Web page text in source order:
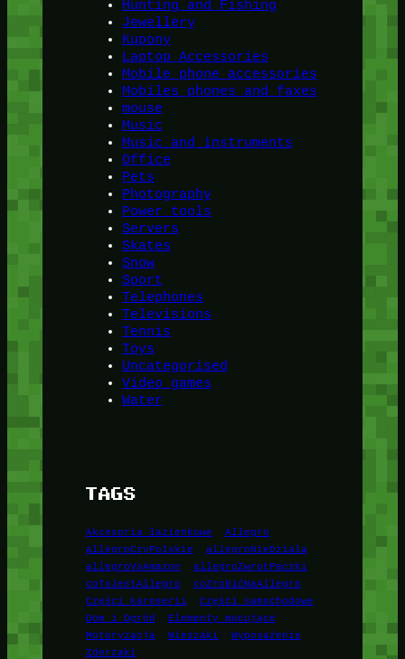
Hunting and Fishing
Jewellery
Kupony
Laptop Accessories
Mobile phone accessories
Mobiles phones and faxes
mouse
Music
Music and instruments
Office
Pets
Photography
Power tools
Servers
Skates
Snow
Sport
Telephones
Televisions
Tennis
Toys
Uncategorised
Video games
Water
TAGS
Akcesoria łazienkowe
Allegro
allegroCzyPolskie
allegroNieDziala
allegroVsAmazon
allegroZwrotPaczki
coToJestAllegro
coZrobićNaAllegro
Części karoserii
Części samochodowe
Dom i Ogród
Elementy mocujące
Motoryzacja
Wieszaki
Wyposażenie
Zderzaki